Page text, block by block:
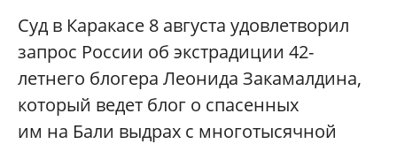
Суд в Каракасе 8 августа удовлетворил
запрос России об экстрадиции 42-
летнего блогера Леонида Закамалдина,
который ведет блог о спасенных
им на Бали выдрах с многотысячной